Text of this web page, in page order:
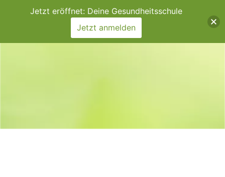
Jetzt eröffnet: Deine Gesundheitsschule
Jetzt anmelden